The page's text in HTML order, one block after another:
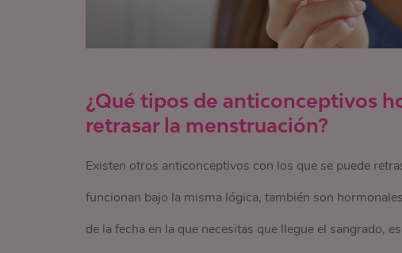
¿Qué tipos de anticonceptivos
retrasar la menstruación?
Existen otros anticonceptivos con los que se puede
funcionan bajo la misma lógica, también son
de la fecha en la que necesitas que llegue el sangrado,